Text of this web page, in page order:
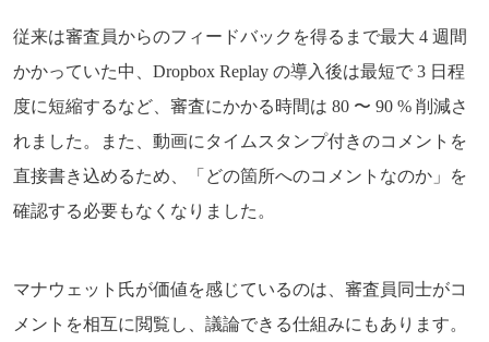
従来は審査員からのフィードバックを得るまで最大 4 週間
かかっていた中、Dropbox Replay の導入後は最短で 3 日程
度に短縮するなど、審査にかかる時間は 80 〜 90 % 削減さ
れました。また、動画にタイムスタンプ付きのコメントを
直接書き込めるため、「どの箇所へのコメントなのか」を
確認する必要もなくなりました。
マナウェット氏が価値を感じているのは、審査員同士がコ
メントを相互に閲覧し、議論できる仕組みにもあります。